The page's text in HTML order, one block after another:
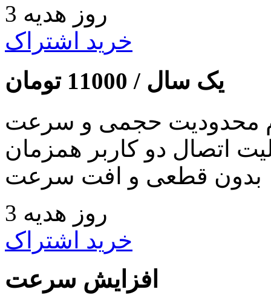
3 روز هدیه
خرید اشتراک
یک سال / 11000 تومان
محدودیت حجمی و سرعت
اتصال دو کاربر همزمان
بدون قطعی و افت سرعت
3 روز هدیه
خرید اشتراک
افزایش سرعت